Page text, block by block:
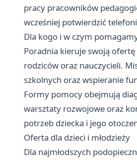
pracy pracowników
wcześniej potwierdzić
Dla kogo i w czym
Poradnia kieruje swoją ofertę
rodziców oraz nauczycieli.
szkolnych oraz wspieranie
Formy pomocy obejmują
warsztaty rozwojowe oraz
potrzeb dziecka i jego
Oferta dla dzieci i młodzieży
Dla najmłodszych